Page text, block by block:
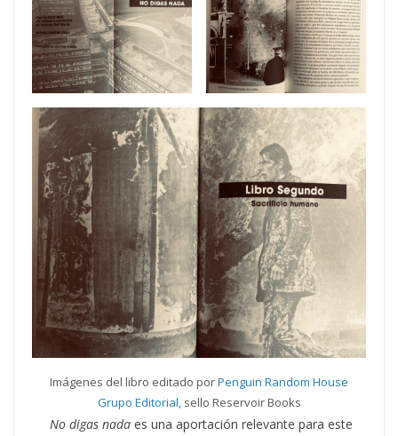
Imágenes del libro editado porPenguin Random House
Grupo Editorial,sello Reservoir Books
No digas nada es una aportación relevante para este